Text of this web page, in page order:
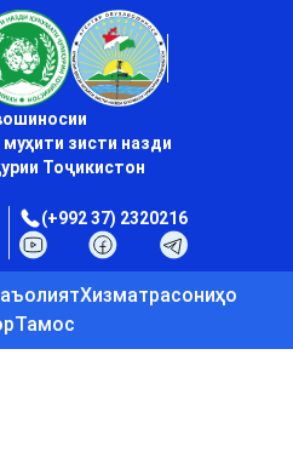
зисти назди
Тоҷикистон
(+992 37) 2320216
Хизматрасониҳо
Тамос